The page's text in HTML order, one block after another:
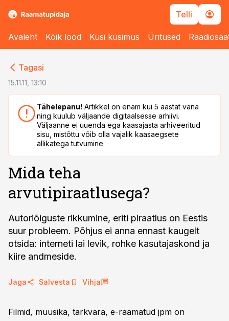
Telli
Avaleht Kõik lood Küsi küsimus Üritused
Tagasi
15.11.11, 13:10
Tähelepanu! Artikkel on enam kui 5 aastat vana
ning kuulub väljaande digitaalsesse arhiivi.
Väljaanne ei uuenda ega kaasajasta arhiveeritud
sisu, mistõttu võib olla vajalik kaasaegsete
allikatega tutvumine
Mida teha
arvutipiraatlusega?
Autoriõiguste rikkumine, eriti piraatlus on Eestis
suur probleem. Põhjus ei anna ennast kaugelt
otsida: interneti lai levik, rohke kasutajaskond ja
kiire andmeside.
Jaga Salvesta Vihja
Filmid, muusika, tarkvara, e-raamatud jpm on